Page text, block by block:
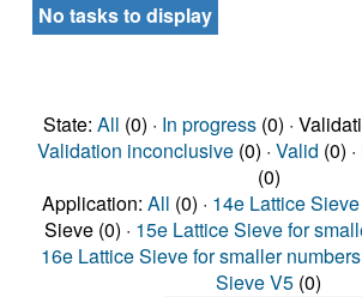
No tasks to display
State: All (0) · In progress(0) ·
Validation inconclusive(0) · Valid (0) ·
(0)
Application: All (0) · 14e Lattice Sieve
Sieve (0) · 15e Lattice Sieve for
16e Lattice Sieve for smaller numbers
Sieve V5 (0)